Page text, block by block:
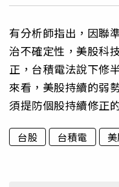
有分析師指出，因聯
治不確定性，美股科
正，台積電法說下修
來看，美股持續的弱
須提防個股持續修正
台股 台積電